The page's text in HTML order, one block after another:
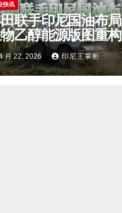
快讯
联手印尼国油布局
乙醇能源版图重构
月 22, 2026 印尼王掌柜